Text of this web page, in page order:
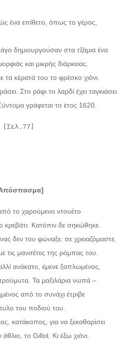
ένα επίθετο, όπως το γέρος,
δημιουργούσαν στα τζάμια ένα
και μικρής διάρκειας.
τα κέρατά του το φρέσκο χιόνι.
Στο ράφι το λαρδί έχει ταγκιάσει.
γράφεται το έτος 1620.
[Σελ.77]
το χαρούμενο ντουέτο
κρεβάτι. Κατόπιν δε σηκώθηκε.
δεν του φώναξε: σε χρειαζόμαστε.
τις μανσέτες της ρόμπας του.
ανάκατο, έμενε ξαπλωμένος,
Τα μαξιλάρια νωπά –
από το συνάχι έτριβε
του ποδιού του.
κατάκοπος, για να ξεκαθαρίσει
το Gillot. Κι έξω χιόνι.